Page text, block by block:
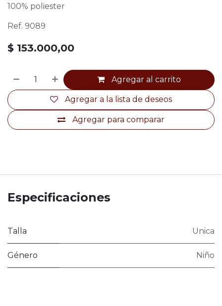
100% poliester
Ref. 9089
$ 153.000,00
Agregar al carrito
Agregar para comparar
Agregar a la lista de deseos
Especificaciones
Talla Unica
Género Niño